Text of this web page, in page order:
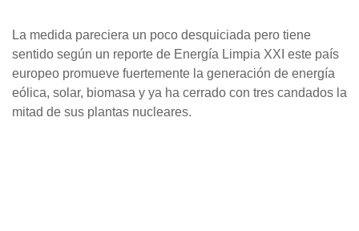
La medida pareciera un poco desquiciada pero tiene
sentido según un reporte de Energía Limpia XXI este país
europeo promueve fuertemente la generación de energía
eólica, solar, biomasa y ya ha cerrado con tres candados la
mitad de sus plantas nucleares.